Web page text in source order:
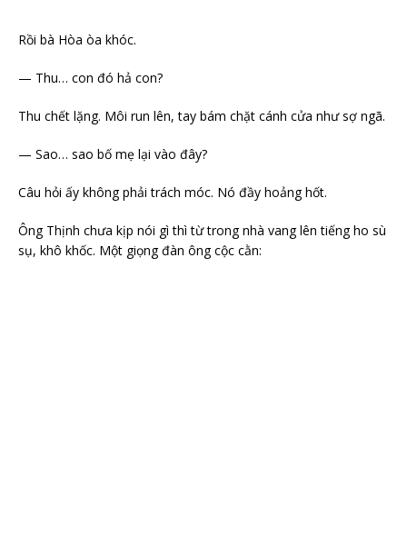
Rồi bà Hòa òa khóc.
— Thu… con đó hả con?
Thu chết lặng. Môi run lên, tay bám chặt cánh cửa như sợ ngã.
— Sao… sao bố mẹ lại vào đây?
Câu hỏi ấy không phải trách móc. Nó đầy hoảng hốt.
Ông Thịnh chưa kịp nói gì thì từ trong nhà vang lên tiếng ho sù
sụ, khô khốc. Một giọng đàn ông cộc cằn: